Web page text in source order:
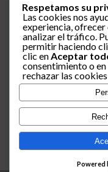
25J – Día Mundial para
ERE encubierto en
Actes centrals 90
central i per dies.
TELEMARKETING
DOCUMENTAL
SANITAT
Respetamos su
Las cookies nos
experiencia,
analizar el tráfico.
permitir haciendo
clic en Aceptar
consentimiento o en
rechazar las cookies
Powered